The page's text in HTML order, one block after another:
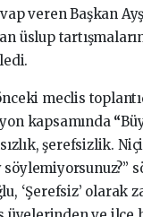
veren Başkan
üslup
meclis
kapsamında“
şerefsizlik.
‘Şerefsiz’ olarak